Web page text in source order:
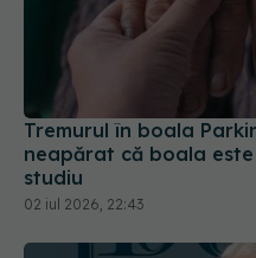
Tremurul în boala
neapărat că boala
studiu
02 iul 2026, 22:43